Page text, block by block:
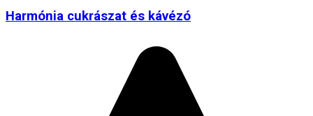
Harmónia cukrászat és kávézó